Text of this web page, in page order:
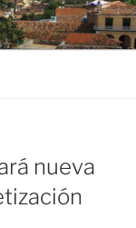
nueva